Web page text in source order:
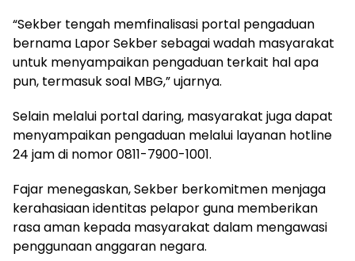
“Sekber tengah memfinalisasi portal pengaduan
bernama Lapor Sekber sebagai wadah masyarakat
untuk menyampaikan pengaduan terkait hal apa
pun, termasuk soal MBG,” ujarnya.
Selain melalui portal daring, masyarakat juga dapat
menyampaikan pengaduan melalui layanan hotline
24 jam di nomor 0811-7900-1001.
Fajar menegaskan, Sekber berkomitmen menjaga
kerahasiaan identitas pelapor guna memberikan
rasa aman kepada masyarakat dalam mengawasi
penggunaan anggaran negara.